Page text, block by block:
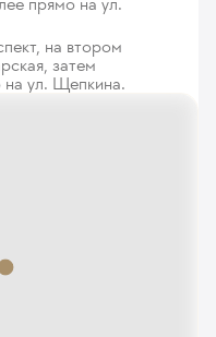
на втором
затем
на ул. Щепкина.